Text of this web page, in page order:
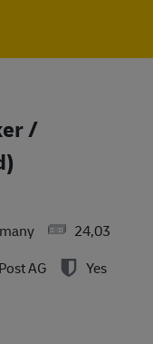
/
24,03
AG
Yes